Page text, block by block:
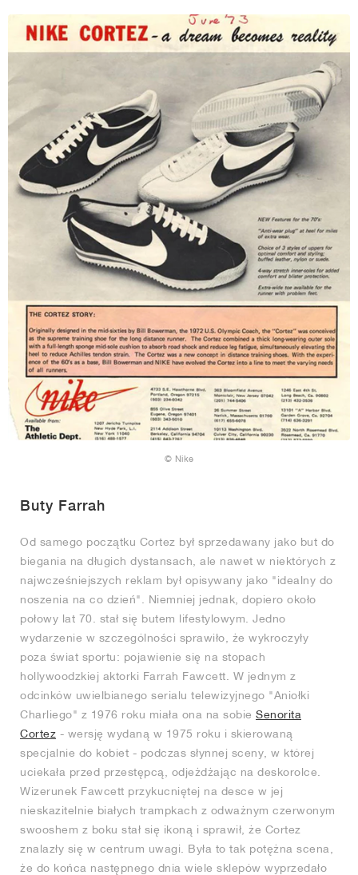
© Nike
Buty Farrah
Od samego początku Cortez był sprzedawany jako but do
biegania na długich dystansach, ale nawet w niektórych z
najwcześniejszych reklam był opisywany jako "idealny do
noszenia na co dzień". Niemniej jednak, dopiero około
połowy lat 70. stał się butem lifestylowym. Jedno
wydarzenie w szczególności sprawiło, że wykroczyły
poza świat sportu: pojawienie się na stopach
hollywoodzkiej aktorki Farrah Fawcett. W jednym z
odcinków uwielbianego serialu telewizyjnego "Aniołki
Charliego" z 1976 roku miała ona na sobie Senorita
Cortez - wersję wydaną w 1975 roku i skierowaną
specjalnie do kobiet - podczas słynnej sceny, w której
uciekała przed przestępcą, odjeżdżając na deskorolce.
Wizerunek Fawcett przykucniętej na desce w jej
nieskazitelnie białych trampkach z odważnym czerwonym
swooshem z boku stał się ikoną i sprawił, że Cortez
znalazły się w centrum uwagi. Była to tak potężna scena,
że do końca następnego dnia wiele sklepów wyprzedało